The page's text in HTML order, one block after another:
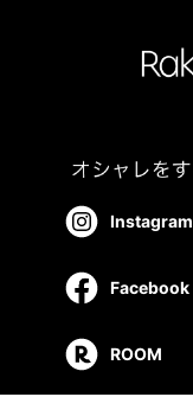
Instagram
Facebook
ROOM